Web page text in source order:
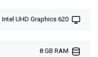
Intel UHD Graphics 620
8 GB RAM